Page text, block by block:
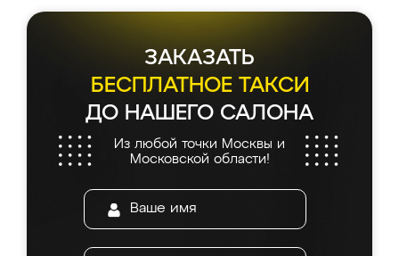
ЗАКАЗАТЬ
БЕСПЛАТНОЕ ТАКСИ
ДО НАШЕГО САЛОНА
Из любой точки Москвы и
Московской области!